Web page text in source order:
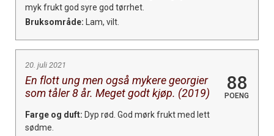
myk frukt god syre god tørrhet.
Bruksområde: Lam, vilt.
20. juli 2021
En flott ung men også mykere georgier
som tåler 8 år. Meget godt kjøp. (2019)
88
POENG
Farge og duft: Dyp rød. God mørk frukt med lett
sødme.